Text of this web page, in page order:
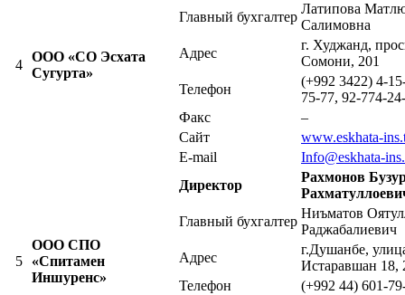
4
ООО «СО Эсхата
Сугурта»
Главный бухгалтер
Латипова
Салимовна
Адрес
г. Худжанд,
Сомони, 201
Телефон
(+992 3422) 4-
75-77, 92-774-
Факс
–
Сайт
www.eskhata-
E-mail
Info@eskhata-
5
ООО СПО
«Спитамен
Иншуренс»
Директор
Рахмонов
Главный бухгалтер
Ниъматов
Раджабалиевич
Адрес
г.Душанбе,
Истаравшан 18,
Телефон
(+992 44) 601-